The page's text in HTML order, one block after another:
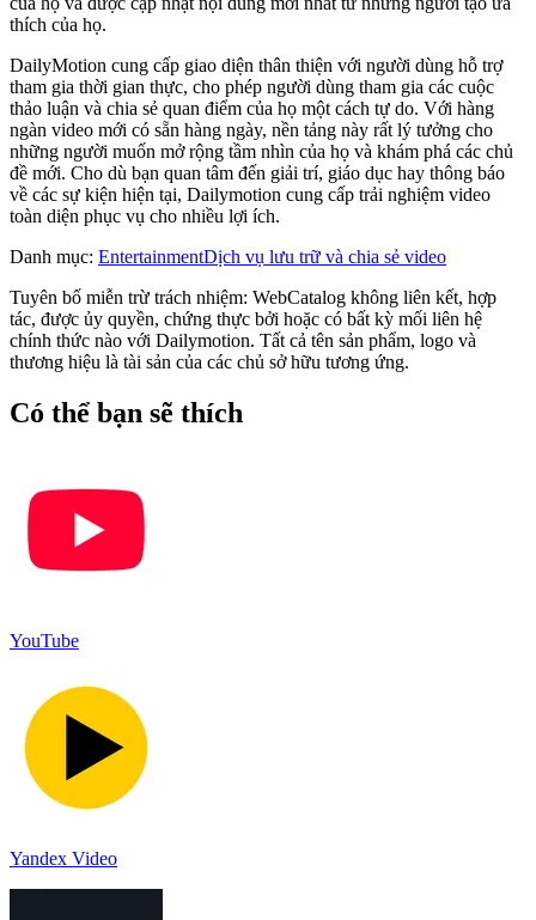
thích của họ.
DailyMotion cung cấp giao diện thân thiện với người dùng hỗ trợ
tham gia thời gian thực, cho phép người dùng tham gia các cuộc
thảo luận và chia sẻ quan điểm của họ một cách tự do. Với hàng
ngàn video mới có sẵn hàng ngày, nền tảng này rất lý tưởng cho
những người muốn mở rộng tầm nhìn của họ và khám phá các chủ
đề mới. Cho dù bạn quan tâm đến giải trí, giáo dục hay thông báo
về các sự kiện hiện tại, Dailymotion cung cấp trải nghiệm video
toàn diện phục vụ cho nhiều lợi ích.
Danh mục: EntertainmentDịch vụ lưu trữ và chia sẻ video
Tuyên bố miễn trừ trách nhiệm: WebCatalog không liên kết, hợp
tác, được ủy quyền, chứng thực bởi hoặc có bất kỳ mối liên hệ
chính thức nào với Dailymotion. Tất cả tên sản phẩm, logo và
thương hiệu là tài sản của các chủ sở hữu tương ứng.
Có thể bạn sẽ thích
YouTube
Yandex Video